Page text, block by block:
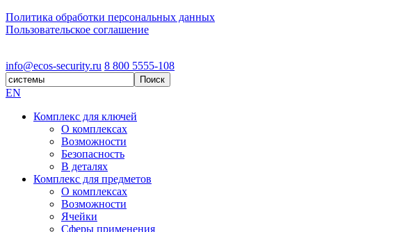
Политика обработки персональных данных
Пользовательское соглашение
info@ecos-security.ru 8 800 5555-108
EN
Комплекс для ключей
О комплексах
Возможности
Безопасность
В деталях
Комплекс для предметов
О комплексах
Возможности
Ячейки
Сферы применения